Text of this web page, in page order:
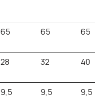
65 65 65
28 32 40
9,5 9,5 9,5